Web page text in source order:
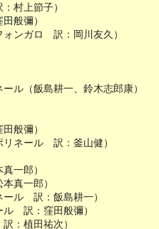
村上節子）
般彌）
ォンガロ 訳：岡川友久）
ル（飯島耕一、鈴木志郎康）
般彌）
リネール 訳：釜山健）
一郎）
真一郎）
ール 訳：飯島耕一）
ル 訳：窪田般彌）
：植田祐次）